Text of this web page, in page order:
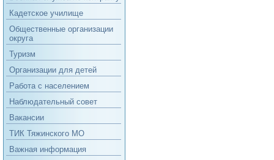
Кадетское училище
Общественные организации
округа
Туризм
Организации для детей
Работа с населением
Наблюдательный совет
Вакансии
ТИК Тяжинского МО
Важная информация